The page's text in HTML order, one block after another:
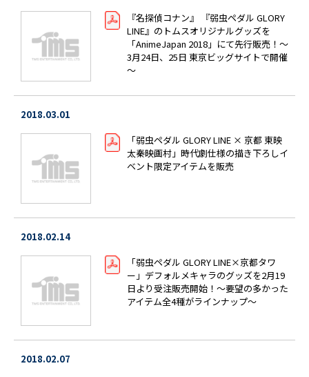
『名探偵コナン』 『弱虫ペダル GLORY
LINE』のトムスオリジナルグッズを
「AnimeJapan 2018」にて先行販売！～
3月24日、25日 東京ビッグサイトで開催
～
2018.03.01
「弱虫ペダル GLORY LINE × 京都 東映
太秦映画村」時代劇仕様の描き下ろしイ
ベント限定アイテムを販売
2018.02.14
「弱虫ペダル GLORY LINE×京都タワ
ー」デフォルメキャラのグッズを2月19
日より受注販売開始！～要望の多かった
アイテム全4種がラインナップ～
2018.02.07